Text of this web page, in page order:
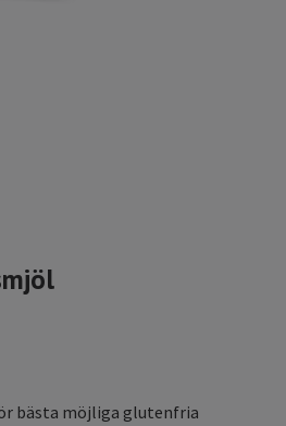
bästa möjliga glutenfria